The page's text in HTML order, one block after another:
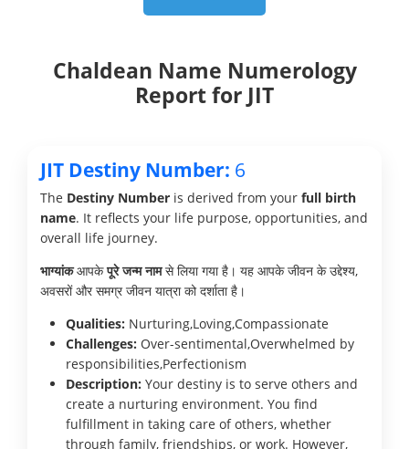
Chaldean Name Numerology
Report for JIT
JIT Destiny Number: 6
The Destiny Number is derived from your full birth
name. It reflects your life purpose, opportunities, and
overall life journey.
भाग्यांकआपकेपूरे जन्म नामसे लिया गया है। यह आपके जीवन के उद्देश्य,
अवसरों और समग्र जीवन यात्रा को दर्शाता है।
Qualities: Nurturing,Loving,Compassionate
Challenges: Over-sentimental,Overwhelmed by
responsibilities,Perfectionism
Description: Your destiny is to serve others and
create a nurturing environment. You find
fulfillment in taking care of others, whether
through family, friendships, or work. However,